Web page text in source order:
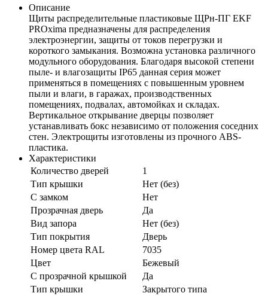
Описание
Щиты распределительные пластиковые ЩРн-ПГ EKF
PROxima предназначены для распределения
электроэнергии, защиты от токов перегрузки и
короткого замыкания. Возможна установка различного
модульного оборудования. Благодаря высокой степени
пыле- и влагозащиты IP65 данная серия может
применяться в помещениях с повышенным уровнем
пыли и влаги, в гаражах, производственных
помещениях, подвалах, автомойках и складах.
Вертикальное открывание дверцы позволяет
устанавливать бокс независимо от положения соседних
стен. Электрощиты изготовлены из прочного ABS-
пластика.
Характеристики
Количество дверей
1
Тип крышки
Нет (без)
С замком
Нет
Прозрачная дверь
Да
Вид запора
Нет (без)
Тип покрытия
Дверь
Номер цвета RAL
7035
Цвет
Бежевый
С прозрачной крышкой
Да
Тип крышки
Закрытого типа